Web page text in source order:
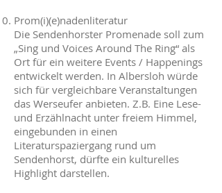
Prom(i)(e)nadenliteratur
Die Sendenhorster Promenade soll zum
„Sing und Voices Around The Ring“ als
Ort für ein weitere Events / Happenings
entwickelt werden. In Albersloh würde
sich für vergleichbare Veranstaltungen
das Werseufer anbieten. Z.B. Eine Lese-
und Erzählnacht unter freiem Himmel,
eingebunden in einen
Literaturspaziergang rund um
Sendenhorst, dürfte ein kulturelles
Highlight darstellen.